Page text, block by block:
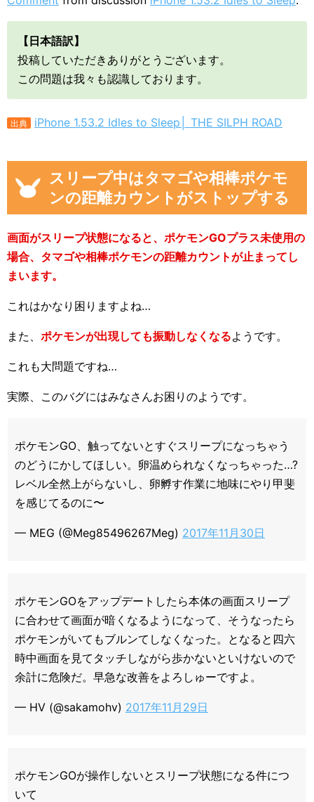
【日本語訳】
投稿していただきありがとうございます。
この問題は我々も認識しております。
出典 iPhone 1.53.2 Idles to Sleep│ THE SILPH ROAD
スリープ中はタマゴや相棒ポケモ
ンの距離カウントがストップする
画面がスリープ状態になると、ポケモンGOプラス未使用の
場合、タマゴや相棒ポケモンの距離カウントが止まってし
まいます。
これはかなり困りますよね…
また、 ポケモンが出現しても振動しなくなるようです。
これも大問題ですね…
実際、このバグにはみなさんお困りのようです。
ポケモンGO、触ってないとすぐスリープになっちゃう
のどうにかしてほしい。卵温められなくなっちゃった…?
レベル全然上がらないし、卵孵す作業に地味にやり甲斐
を感じてるのに〜
— MEG (@Meg85496267Meg) 2017年11月30日
ポケモンGOをアップデートしたら本体の画面スリープ
に合わせて画面が暗くなるようになって、そうなったら
ポケモンがいてもブルンてしなくなった。となると四六
時中画面を見てタッチしながら歩かないといけないので
余計に危険だ。早急な改善をよろしゅーですよ。
— HV (@sakamohv) 2017年11月29日
ポケモンGOが操作しないとスリープ状態になる件につ
いて